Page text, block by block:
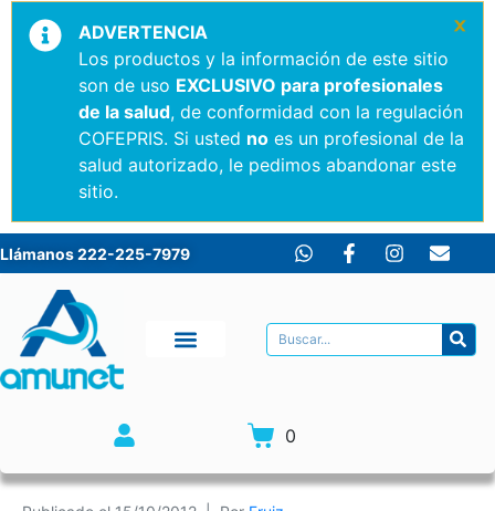
ADVERTENCIA
Los productos y la información de este sitio
son de uso EXCLUSIVO para profesionales
de la salud, de conformidad con la regulación
COFEPRIS. Si usted no es un profesional de la
salud autorizado, le pedimos abandonar este
sitio.
×
Llámanos 222-225-7979
0